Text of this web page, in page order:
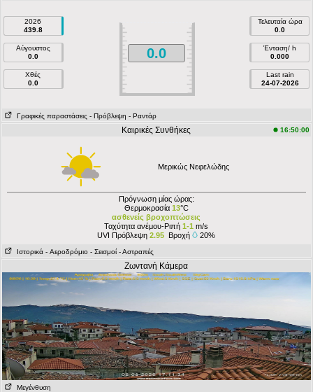
2026
439.8
Αύγουστος
0.0
Χθές
0.0
0.0
Τελευταία ώρα
0.0
Ένταση/ h
0.000
Last rain
24-07-2026
Γραφικές παραστάσεις - Πρόβλεψη - Ραντάρ
Καιρικές Συνθήκες 16:50:00
Μερικώς Νεφελώδης
Πρόγνωση μίας ώρας:
Θερμοκρασία 13°C
ασθενείς βροχοπτώσεις
Ταχύτητα ανέμου-Ριπή 1-1 m/s
UVI Πρόβλεψη2.95 Βροχή 20%
Ιστορικά - Aεροδρόμιο - Σεισμοί - Αστραπές
Ζωντανή Κάμερα
Μεγένθυση